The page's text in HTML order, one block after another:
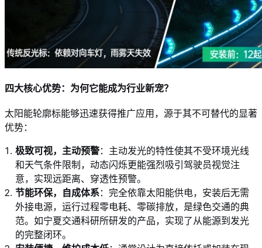
四大核心优势：为何它能成为行业新宠？
太阳能轮廓标能够迅速获得推广应用，源于其不可替代的显著
优势：
极致可视，主动预警：主动发光的特性使其不受环境光线
和天气条件限制，动态闪烁更能强烈吸引驾驶员视觉注
意，实现远距离、穿透性预警。
节能环保，自成体系：完全依靠太阳能供电，安装后无需
外接电源，运行过程零电耗、零碳排放，是绿色交通的典
范。如宁夏交通科研所研发的产品，实现了从能源到发光
的完整闭环。